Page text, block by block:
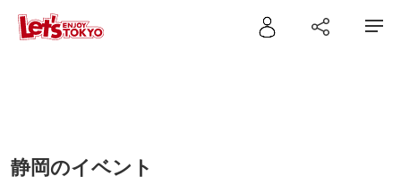
静岡のイベント